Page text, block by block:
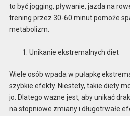
to być jogging, pływanie, jazda na
trening przez 30-60 minut pomoże
metabolizm.
Unikanie ekstremalnych diet
Wiele osób wpada w pułapkę
szybkie efekty. Niestety, takie diety
jo. Dlatego ważne jest, aby unikać
na stopniowe zmiany i długotrwałe